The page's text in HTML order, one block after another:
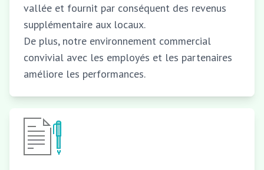
vallée et fournit par conséquent des revenus
supplémentaire aux locaux.
De plus, notre environnement commercial
convivial avec les employés et les partenaires
améliore les performances.